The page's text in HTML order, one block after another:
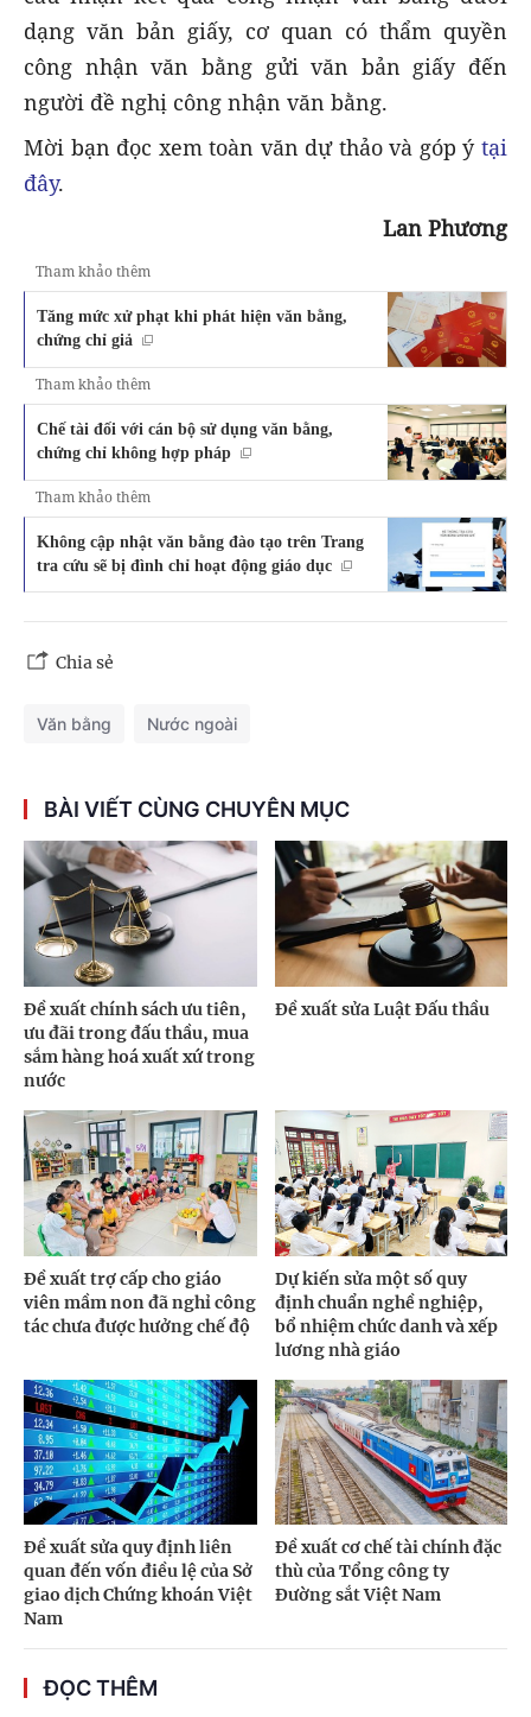
dạng văn bản giấy, cơ quan có thẩm quyền
công nhận văn bằng gửi văn bản giấy đến
người đề nghị công nhận văn bằng.
Mời bạn đọc xem toàn văn dự thảo và góp ý tại
đây.
Lan Phương
Tham khảo thêm
Tăng mức xử phạt khi phát hiện văn bằng,
chứng chỉ giả
Tham khảo thêm
Chế tài đối với cán bộ sử dụng văn bằng,
chứng chỉ không hợp pháp
Tham khảo thêm
Không cập nhật văn bằng đào tạo trên Trang
tra cứu sẽ bị đình chỉ hoạt động giáo dục
Chia sẻ
Văn bằng Nước ngoài
BÀI VIẾT CÙNG CHUYÊN MỤC
Đề xuất chính sách ưu tiên,
ưu đãi trong đấu thầu, mua
sắm hàng hoá xuất xứ trong
nước
Đề xuất sửa Luật Đấu thầu
Đề xuất trợ cấp cho giáo
viên mầm non đã nghỉ công
tác chưa được hưởng chế độ
Dự kiến sửa một số quy
định chuẩn nghề nghiệp,
bổ nhiệm chức danh và xếp
lương nhà giáo
Đề xuất sửa quy định liên
quan đến vốn điều lệ của Sở
giao dịch Chứng khoán Việt
Nam
Đề xuất cơ chế tài chính đặc
thù của Tổng công ty
Đường sắt Việt Nam
ĐỌC THÊM